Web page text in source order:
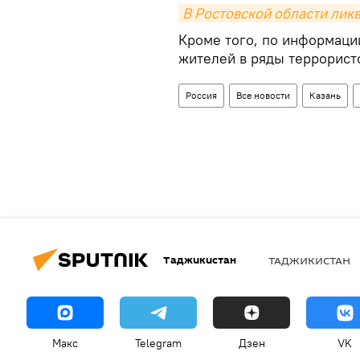
В Ростовской области
Кроме того, по
жителей в ряды
Россия Все новости Казань
Таджикистан ТАДЖИКИСТАН
Макс Telegram Дзен VK